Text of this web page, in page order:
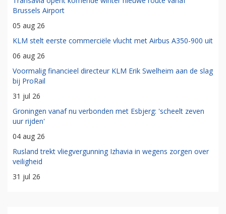
Brussels Airport
05 aug 26
KLM stelt eerste commerciële vlucht met Airbus A350-900 uit
06 aug 26
Voormalig financieel directeur KLM Erik Swelheim aan de slag
bij ProRail
31 jul 26
Groningen vanaf nu verbonden met Esbjerg: 'scheelt zeven
uur rijden'
04 aug 26
Rusland trekt vliegvergunning Izhavia in wegens zorgen over
veiligheid
31 jul 26